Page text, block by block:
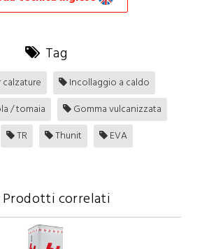
Tag
Incollaggio a caldo
/ tomaia
Gomma vulcanizzata
TR Thunit EVA
Prodotti correlati